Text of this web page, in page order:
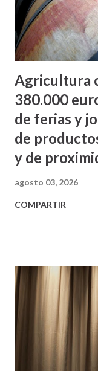
Agricultura
380.000
de ferias y
de
y de
agosto 03, 2026
COMPARTIR